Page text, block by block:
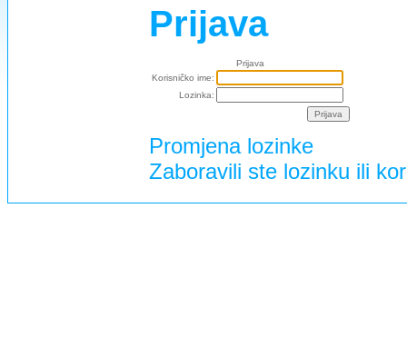
Prijava
Prijava
Korisničko ime:
Lozinka:
Promjena lozinke
Zaboravili ste lozinku ili